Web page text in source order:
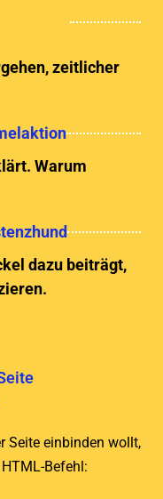
zeitlicher
Warum
dazu beiträgt,
Seite einbinden wollt,
Befehl: